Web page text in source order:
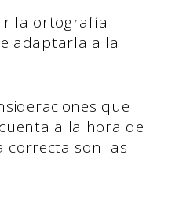
la ortografía
adaptarla a la
que
a la hora de
correcta son las